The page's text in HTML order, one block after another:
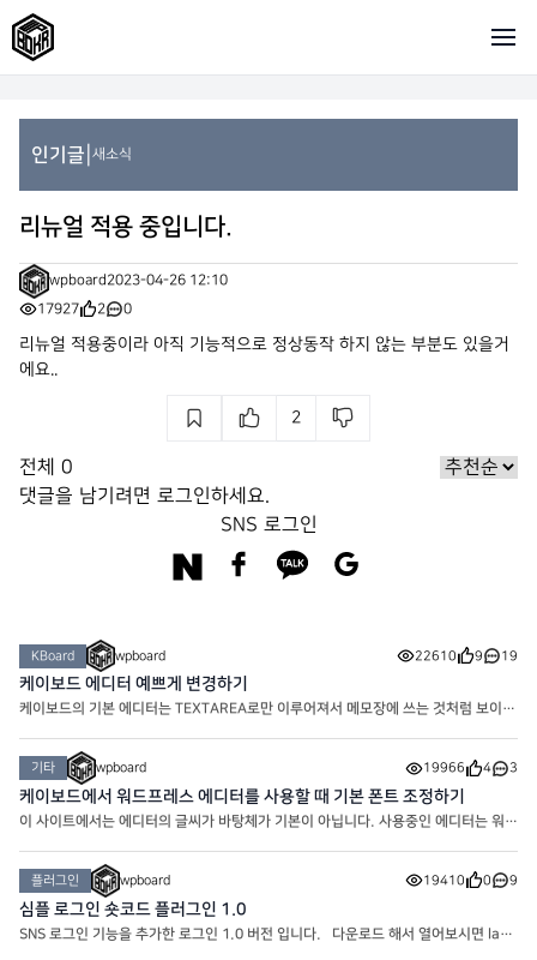
인기글 새소식
리뉴얼 적용 중입니다.
wpboard2023-04-26 12:10
17927
2 0
리뉴얼 적용중이라 아직 기능적으로 정상동작 하지 않는 부분도 있을거
에요..
2
전체 0
댓글을 남기려면 로그인하세요.
SNS 로그인
KBoard wpboard 22610 9 19
케이보드 에디터 예쁘게 변경하기
케이보드의 기본 에디터는 TEXTAREA로만 이루어져서 메모장에 쓰는 것처럼 보이기
재 워프보드의 게시판의 글쓰기 에디터는 위의 모양으로
기타 wpboard 19966 4 3
케이보드에서 워드프레스 에디터를 사용할 때 기본 폰트 조정하기
이 사이트에서는 에디터의 글씨가 바탕체가 기본이 아닙니다. 사용중인 에디터는 워드
습니다. 에디터의 폰트가 마음에 안들어서 썸머노트
플러그인 wpboard 19410 0 9
심플 로그인 숏코드 플러그인 1.0
SNS 로그인 기능을 추가한 로그인 1.0 버전 입니다. 다운로드 해서 열어보시면 layo